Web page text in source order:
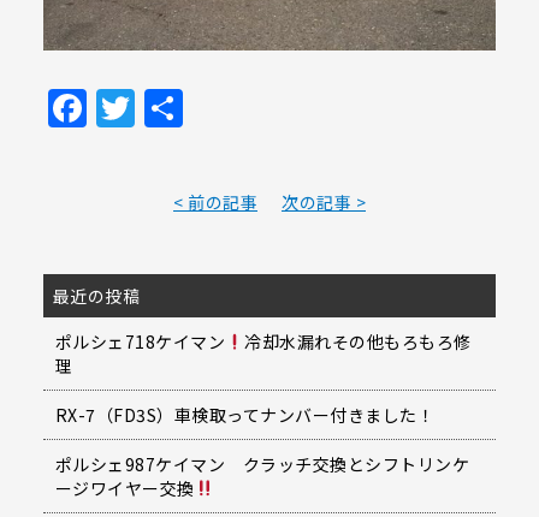
Facebook
Twitter
共
< 前の記事 次の記事 >
最近の投稿
ポルシェ718ケイマン
冷却水漏れその他もろもろ修
理
RX-7（FD3S）車検取ってナンバー付きました！
ポルシェ987ケイマン クラッチ交換とシフトリンケ
ージワイヤー交換